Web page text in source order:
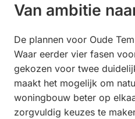
Van ambitie
De plannen voor Oude
Waar eerder vier fasen
gekozen voor twee
maakt het mogelijk om
woningbouw beter op
zorgvuldig keuzes te